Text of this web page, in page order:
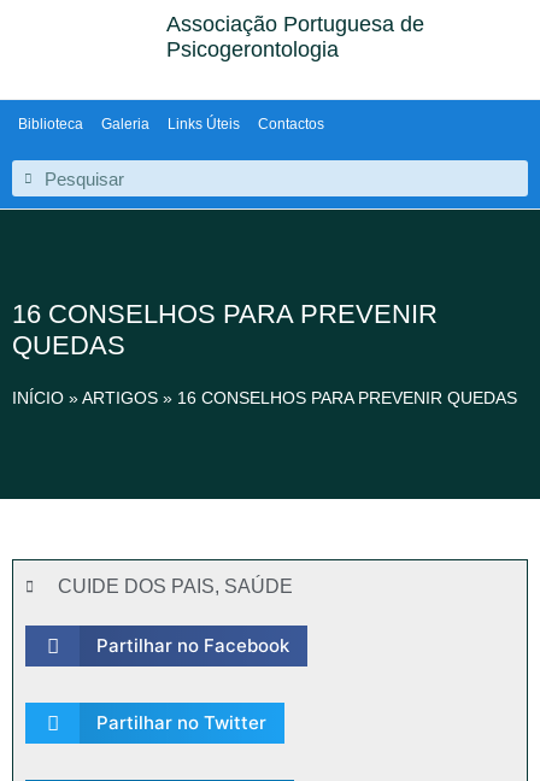
Associação Portuguesa de
Psicogerontologia
Biblioteca Galeria Links Úteis Contactos
16 CONSELHOS PARA PREVENIR
QUEDAS
INÍCIO »ARTIGOS » 16 CONSELHOS PARA PREVENIR QUEDAS
CUIDE DOS PAIS, SAÚDE
Partilhar no Facebook
Partilhar no Twitter